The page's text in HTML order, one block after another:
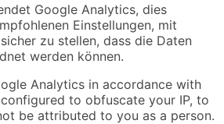
Google Analytics, dies
Einstellungen, mit
zu stellen, dass die Daten
werden können.
Analytics in accordance with
to obfuscate your IP, to
be attributed to you as a person.